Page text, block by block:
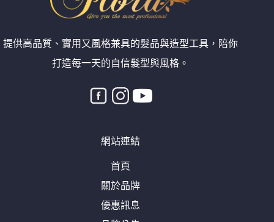
提供高品質、實用又風格兼具的髮品與造型工具，陪你
打造每一天的自信髮型與風格。
網站連結
首頁
關於品牌
優惠訊息